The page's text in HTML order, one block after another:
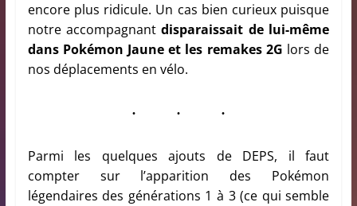
encore plus ridicule. Un cas bien curieux puisque
notre accompagnantdisparaissait de lui-même
dans Pokémon Jaune et les remakes 2G lors de
nos déplacements en vélo.
Parmi les quelques ajouts de DEPS, il faut
compter sur l’apparition des Pokémon
légendaires des générations 1 à 3 (ce qui semble